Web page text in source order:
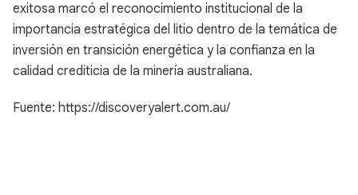
exitosa marcó el reconocimiento institucional de la
importancia estratégica del litio dentro de la temática de
inversión en transición energética y la confianza en la
calidad crediticia de la minería australiana.
Fuente: https://discoveryalert.com.au/